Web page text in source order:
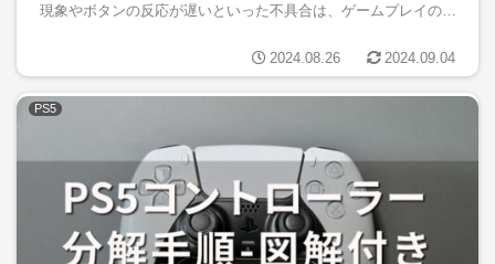
現象やボタンの反応が遅いといった不具合は、ゲームプレイの妨
し、... 2024.08.26 2024.09.04
PS5